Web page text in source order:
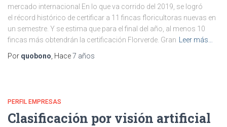
mercado internacional En lo que va corrido del 2019, se logró
el récord histórico de certificar a 11 fincas floricultoras nuevas en
un semestre. Y se estima que para el final del año, al menos 10
fincas más obtendrán la certificación Florverde. Gran
Leer más…
Por quobono , Hace7 años
PERFIL EMPRESAS
Clasificación por visión artificial